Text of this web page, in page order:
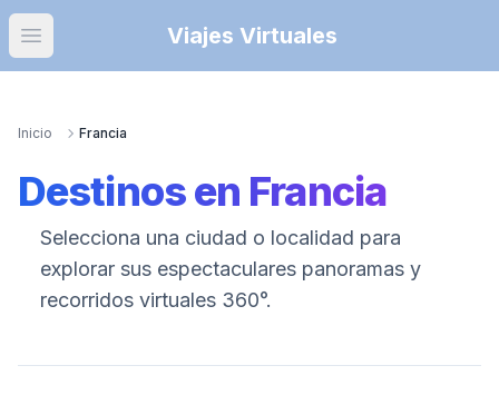
Open main menuViajes Virtuales
Inicio Francia
Destinos en Francia
Selecciona una ciudad o localidad para
explorar sus espectaculares panoramas y
recorridos virtuales 360°.